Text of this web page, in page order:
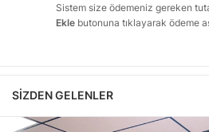
Sistem size ödemeniz gereken
Ekle butonuna tıklayarak ödeme
SIZDEN GELENLER